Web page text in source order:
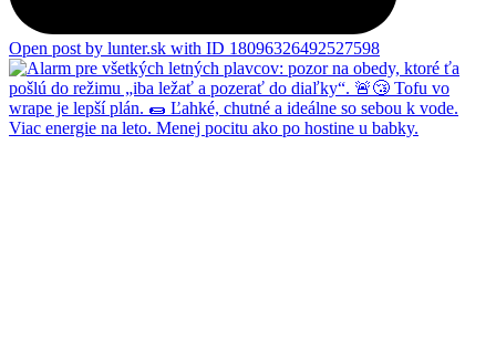
Open post by lunter.sk with ID 18096326492527598